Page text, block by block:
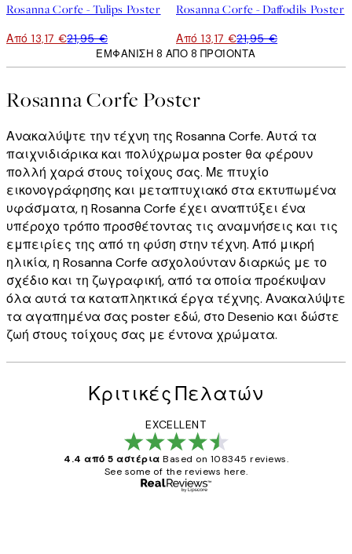
Rosanna Corfe - Tulips Poster
Από 13,17 €21,95 €
Rosanna Corfe - Daffodils Poster
Από 13,17 €21,95 €
ΕΜΦΆΝΙΣΗ 8 ΑΠΌ 8 ΠΡΟΪΌΝΤΑ
Rosanna Corfe Poster
Ανακαλύψτε την τέχνη της Rosanna Corfe. Αυτά τα
παιχνιδιάρικα και πολύχρωμα poster θα φέρουν
πολλή χαρά στους τοίχους σας. Με πτυχίο
εικονογράφησης και μεταπτυχιακό στα εκτυπωμένα
υφάσματα, η Rosanna Corfe έχει αναπτύξει ένα
υπέροχο τρόπο προσθέτοντας τις αναμνήσεις και τις
εμπειρίες της από τη φύση στην τέχνη. Από μικρή
ηλικία, η Rosanna Corfe ασχολούνταν διαρκώς με το
σχέδιο και τη ζωγραφική, από τα οποία προέκυψαν
όλα αυτά τα καταπληκτικά έργα τέχνης. Ανακαλύψτε
τα αγαπημένα σας poster εδώ, στο Desenio και δώστε
ζωή στους τοίχους σας με έντονα χρώματα.
Κριτικές Πελατών
EXCELLENT
4.4 από 5 αστέρια Based on 108345 reviews.
See some of the reviews here.